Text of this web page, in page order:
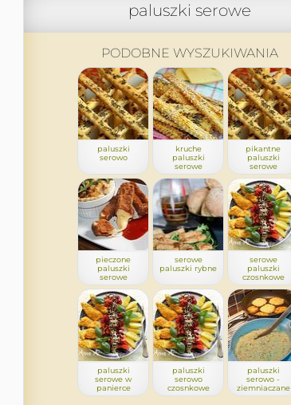
paluszki serowe
PODOBNE WYSZUKIWANIA
paluszki
serowo
kruche
paluszki
serowe
pikantne
paluszki
serowe
pieczone
paluszki
serowe
serowe
paluszki rybne
serowe
paluszki
czosnkowe
paluszki
serowe w
panierce
paluszki
serowo
czosnkowe
paluszki
serowo -
ziemniaczane